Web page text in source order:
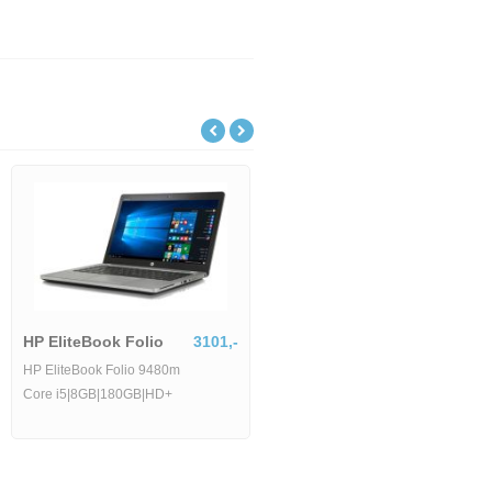
HP EliteBook Folio 3101,-
HP EliteBook Folio 9480m
Core i5|8GB|180GB|HD+